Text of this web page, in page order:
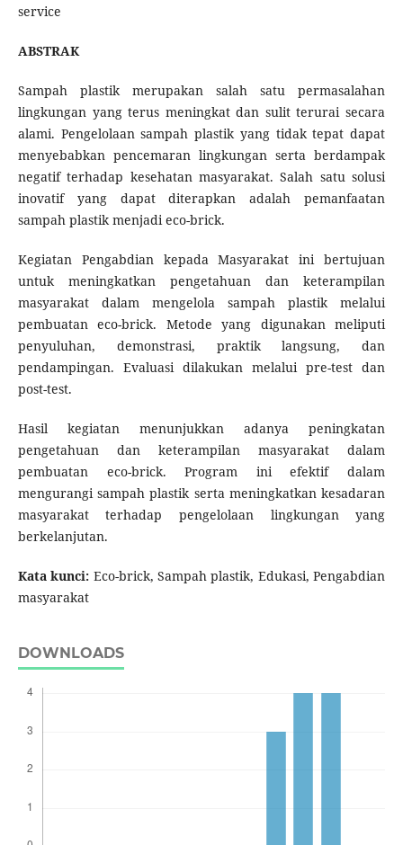
service
ABSTRAK
Sampah plastik merupakan salah satu permasalahan
lingkungan yang terus meningkat dan sulit terurai secara
alami. Pengelolaan sampah plastik yang tidak tepat dapat
menyebabkan pencemaran lingkungan serta berdampak
negatif terhadap kesehatan masyarakat. Salah satu solusi
inovatif yang dapat diterapkan adalah pemanfaatan
sampah plastik menjadi eco-brick.
Kegiatan Pengabdian kepada Masyarakat ini bertujuan
untuk meningkatkan pengetahuan dan keterampilan
masyarakat dalam mengelola sampah plastik melalui
pembuatan eco-brick. Metode yang digunakan meliputi
penyuluhan, demonstrasi, praktik langsung, dan
pendampingan. Evaluasi dilakukan melalui pre-test dan
post-test.
Hasil kegiatan menunjukkan adanya peningkatan
pengetahuan dan keterampilan masyarakat dalam
pembuatan eco-brick. Program ini efektif dalam
mengurangi sampah plastik serta meningkatkan kesadaran
masyarakat terhadap pengelolaan lingkungan yang
berkelanjutan.
Kata kunci: Eco-brick, Sampah plastik, Edukasi, Pengabdian
masyarakat
DOWNLOADS